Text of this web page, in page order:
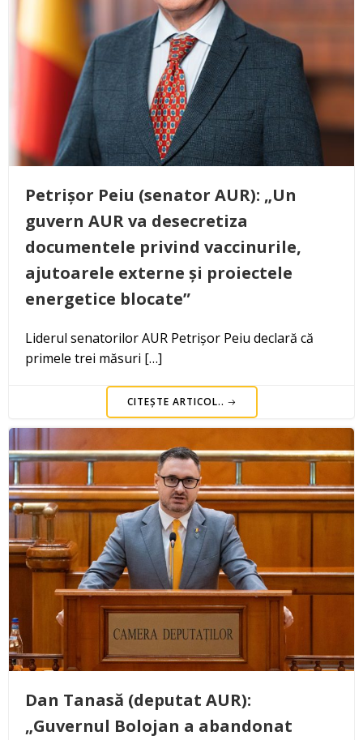
Petrișor Peiu (senator AUR): „Un
guvern AUR va desecretiza
documentele privind vaccinurile,
ajutoarele externe și proiectele
energetice blocate”
Liderul senatorilor AUR Petrișor Peiu declară că
primele trei măsuri […]
CITEȘTE ARTICOL..
Dan Tanasă (deputat AUR):
„Guvernul Bolojan a abandonat